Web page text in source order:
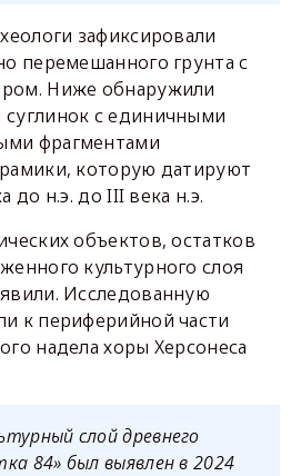
зафиксировали
перемешанного грунта с
Ниже обнаружили
с единичными
фрагментами
которую датируют
до н.э. до III века н.э.
объектов, остатков
культурного слоя
Исследованную
к периферийной части
надела хоры Херсонеса
слой древнего
84» был выявлен в 2024